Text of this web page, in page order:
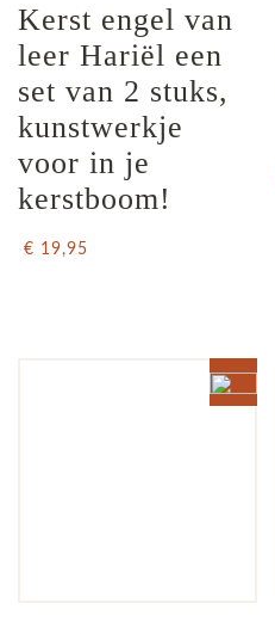
Kerst engel van
leer Hariël een
set van 2 stuks,
kunstwerkje
voor in je
kerstboom!
€ 19,95